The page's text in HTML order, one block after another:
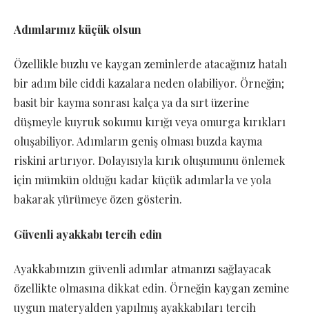
Adımlarınız küçük olsun
Özellikle buzlu ve kaygan zeminlerde atacağınız hatalı
bir adım bile ciddi kazalara neden olabiliyor. Örneğin;
basit bir kayma sonrası kalça ya da sırt üzerine
düşmeyle kuyruk sokumu kırığı veya omurga kırıkları
oluşabiliyor. Adımların geniş olması buzda kayma
riskini artırıyor. Dolayısıyla kırık oluşumunu önlemek
için mümkün olduğu kadar küçük adımlarla ve yola
bakarak yürümeye özen gösterin.
Güvenli ayakkabı tercih edin
Ayakkabınızın güvenli adımlar atmanızı sağlayacak
özellikte olmasına dikkat edin. Örneğin kaygan zemine
uygun materyalden yapılmış ayakkabıları tercih